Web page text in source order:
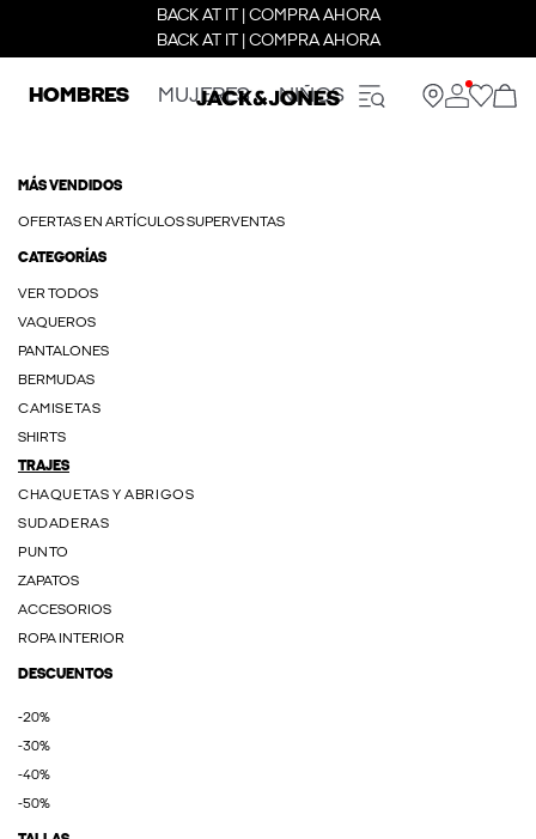
BACK AT IT | COMPRA AHORA
BACK AT IT | COMPRA AHORA
HOMBRES MUJERES NIÑOS
MÁS VENDIDOS
OFERTAS EN ARTÍCULOS SUPERVENTAS
CATEGORÍAS
VER TODOS
VAQUEROS
PANTALONES
BERMUDAS
CAMISETAS
SHIRTS
TRAJES
CHAQUETAS Y ABRIGOS
SUDADERAS
PUNTO
ZAPATOS
ACCESORIOS
ROPA INTERIOR
DESCUENTOS
-20%
-30%
-40%
-50%